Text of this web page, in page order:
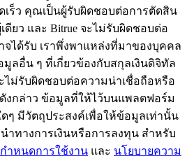
ศษสุดพิเศษ
เร็ว คุณเป็นผู้รับผิดชอบต่อการตัดสิน
ยว และ Bitrue จะไม่รับผิดชอบต่อ
ได้รับ เราพึ่งพาแหล่งที่มาของบุคคล
ลอื่น ๆ ที่เกี่ยวข้องกับสกุลเงินดิจิทัล
ไม่รับผิดชอบต่อความน่าเชื่อถือหรือ
งกล่าว ข้อมูลที่ให้ไว้บนแพลตฟอร์ม
ดๆ มีวัตถุประสงค์เพื่อให้ข้อมูลเท่านั้น
ำทางการเงินหรือการลงทุน สำหรับ
ำหนดการใช้งาน และ นโยบายความ